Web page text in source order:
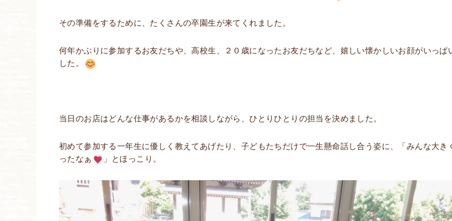
その準備をするために、たくさんの卒園生が来てくれました。
何年かぶりに参加するお友だちや、高校生、２０歳になったお友だちなど、嬉しい懐かしいお顔がいっぱ
した。
当日のお店はどんな仕事があるかを相談しながら、ひとりひとりの担当を決めました。
初めて参加する一年生に優しく教えてあげたり、子どもたちだけで一生懸命話し合う姿に、「みんな大き
ったなぁ
」とほっこり。